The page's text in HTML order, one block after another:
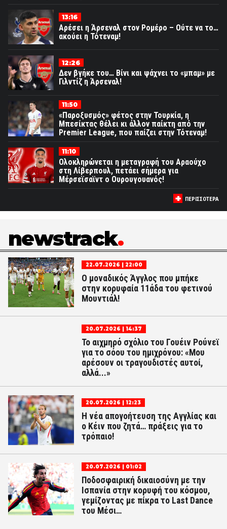
13:16
Αρέσει η Άρσεναλ στον Ρομέρο – Ούτε να το…
ακούει η Τότεναμ!
12:26
Δεν βγήκε του… Βίνι και ψάχνει το «μπαμ» με
Γιλντίζ η Άρσεναλ!
11:50
«Παροξυσμός» φέτος στην Τουρκία, η
Μπεσίκτας θέλει κι άλλον παίκτη από την
Premier League, που παίζει στην Τότεναμ!
11:10
Ολοκληρώνεται η μεταγραφή του Αραούχο
στη Λίβερπουλ, πετάει σήμερα για
Μέρσεϊσαϊντ ο Ουρουγουανός!
ΠΕΡΙΣΣΟΤΕΡΑ
newstrack
22.07.2026 | 22:00
Ο μοναδικός Άγγλος που μπήκε
στην κορυφαία 11άδα του φετινού
Μουντιάλ!
20.07.2026 | 14:37
Το αιχμηρό σχόλιο του Γουέιν Ρούνεϊ
για το σόου του ημιχρόνου: «Μου
αρέσουν οι τραγουδιστές αυτοί,
αλλά...»
20.07.2026 | 12:23
Η νέα απογοήτευση της Αγγλίας και
ο Κέιν που ζητά… πράξεις για το
τρόπαιο!
20.07.2026 | 01:02
Ποδοσφαιρική δικαιοσύνη με την
Ισπανία στην κορυφή του κόσμου,
γεμίζοντας με πίκρα το Last Dance
του Μέσι…